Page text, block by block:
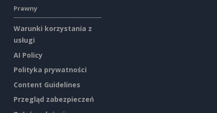
Prawny
Warunki korzystania z
usługi
AI Policy
Polityka prywatności
Content Guidelines
Przegląd zabezpieczeń